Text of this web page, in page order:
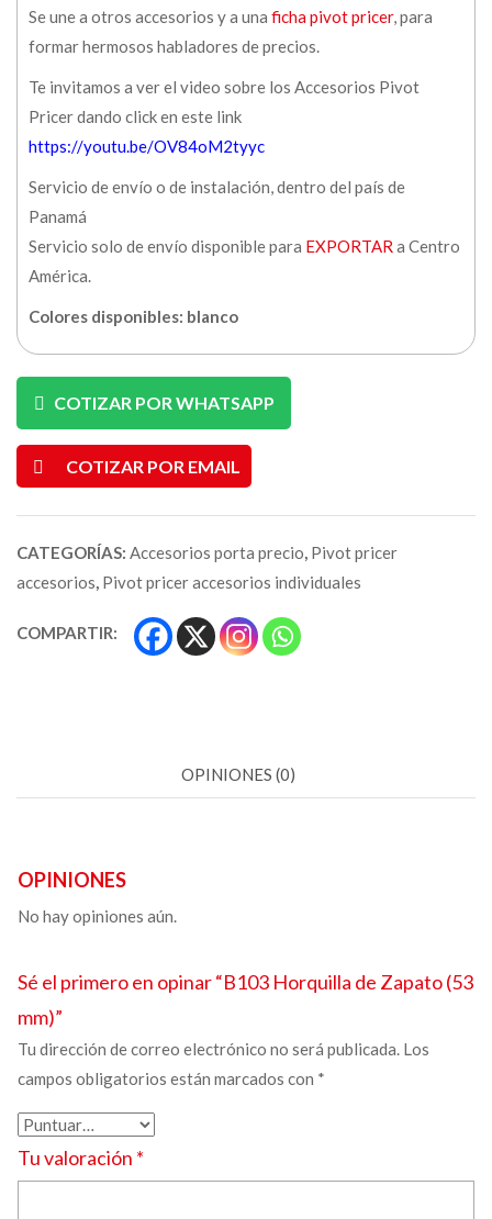
Se une a otros accesorios y a una ficha pivot pricer, para
formar hermosos habladores de precios.
Te invitamos a ver el video sobre los Accesorios Pivot
Pricer dando click en este link
https://youtu.be/OV84oM2tyyc
Servicio de envío o de instalación, dentro del país de
Panamá
Servicio solo de envío disponible para EXPORTAR a Centro
América.
Colores disponibles: blanco
COTIZAR POR WHATSAPP
COTIZAR POR EMAIL
CATEGORÍAS: Accesorios porta precio, Pivot pricer
accesorios, Pivot pricer accesorios individuales
COMPARTIR:
OPINIONES (0)
OPINIONES
No hay opiniones aún.
Sé el primero en opinar “B103 Horquilla de Zapato(53
mm)”
Tu dirección de correo electrónico no será publicada. Los
campos obligatorios están marcados con *
Tu valoración *